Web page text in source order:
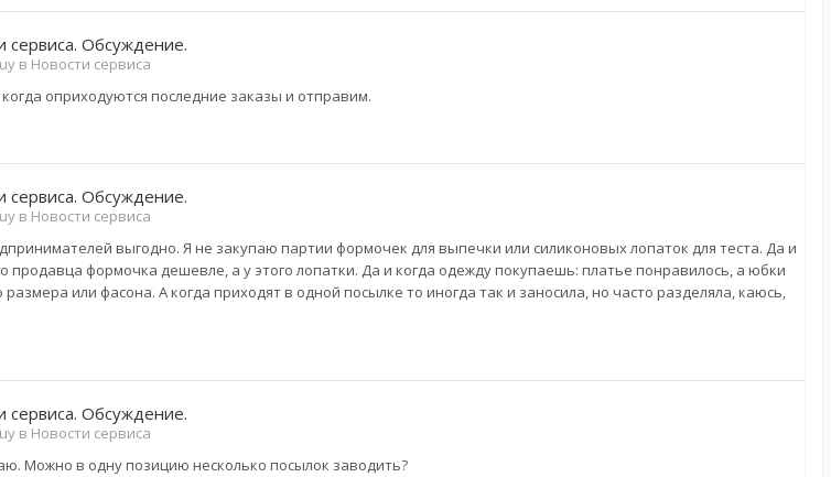
сервиса. Обсуждение.
в Новости сервиса
оприходуются последние заказы и отправим.
сервиса. Обсуждение.
в Новости сервиса
выгодно. Я не закупаю партии формочек для выпечки или силиконовых лопаток для теста. Да и
продавца формочка дешевле, а у этого лопатки. Да и когда одежду покупаешь: платье понравилось, а юбки
или фасона. А когда приходят в одной посылке то иногда так и заносила, но часто разделяла, каюсь,
сервиса. Обсуждение.
в Новости сервиса
Можно в одну позицию несколько посылок заводить?